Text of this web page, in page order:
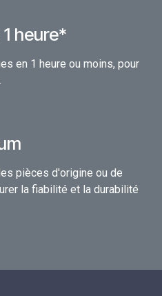
heure*
en 1 heure ou moins, pour
pièces d'origine ou de
la fiabilité et la durabilité